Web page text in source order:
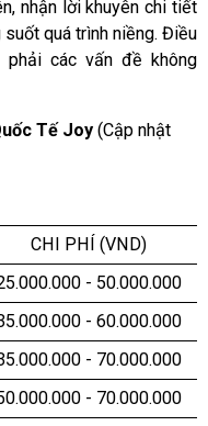
nhận lời khuyên chi tiết
quá trình niềng. Điều
các vấn đề không
Tế Joy (Cập nhật
CHI PHÍ (VND)
- 50.000.000
- 60.000.000
- 70.000.000
- 70.000.000